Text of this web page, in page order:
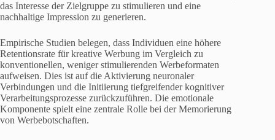
das Interesse der Zielgruppe zu stimulieren und eine
nachhaltige Impression zu generieren.
Empirische Studien belegen, dass Individuen eine höhere
Retentionsrate für kreative Werbung im Vergleich zu
konventionellen, weniger stimulierenden Werbeformaten
aufweisen. Dies ist auf die Aktivierung neuronaler
Verbindungen und die Initiierung tiefgreifender kognitiver
Verarbeitungsprozesse zurückzuführen. Die emotionale
Komponente spielt eine zentrale Rolle bei der Memorierung
von Werbebotschaften.